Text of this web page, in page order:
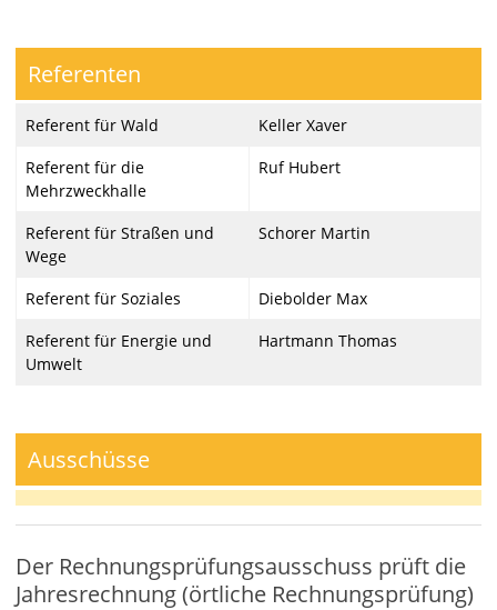
Referenten
Referent für Wald
Keller Xaver
Referent für die
Mehrzweckhalle
Ruf Hubert
Referent für Straßen und
Wege
Schorer Martin
Referent für Soziales
Diebolder Max
Referent für Energie und
Umwelt
Hartmann Thomas
Ausschüsse
Der Rechnungsprüfungsausschuss prüft die
Jahresrechnung (örtliche Rechnungsprüfung)